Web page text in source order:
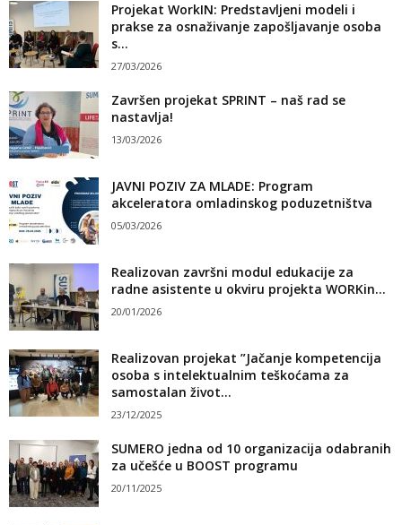
Projekat WorkIN: Predstavljeni modeli i
prakse za osnaživanje zapošljavanje osoba
s...
27/03/2026
Završen projekat SPRINT – naš rad se
nastavlja!
13/03/2026
JAVNI POZIV ZA MLADE: Program
akceleratora omladinskog poduzetništva
05/03/2026
Realizovan završni modul edukacije za
radne asistente u okviru projekta WORKin...
20/01/2026
Realizovan projekat ”Jačanje kompetencija
osoba s intelektualnim teškoćama za
samostalan život...
23/12/2025
SUMERO jedna od 10 organizacija odabranih
za učešće u BOOST programu
20/11/2025